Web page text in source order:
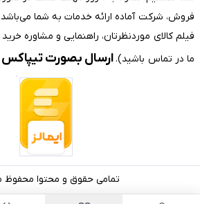
فروش، شرکت آماده ارائه خدمات به شما
ما در تماس باشید).ارسال بصورت تیپاکس
تمامی حقوق و محتوا محفوظ